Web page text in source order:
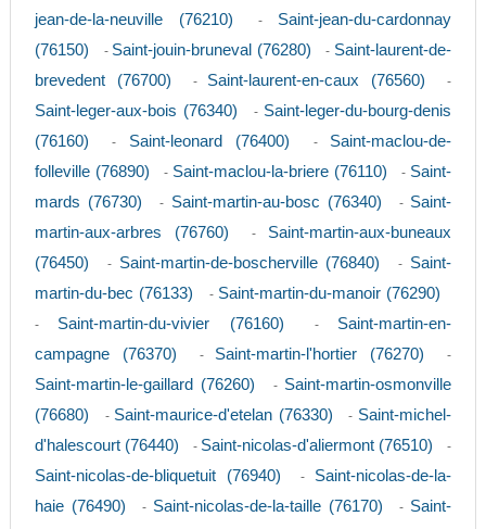
jean-de-la-neuville (76210)
- Saint-jean-du-cardonnay
(76150)
- Saint-jouin-bruneval (76280) - Saint-laurent-de-
brevedent (76700)
- Saint-laurent-en-caux (76560) -
Saint-leger-aux-bois (76340) - Saint-leger-du-bourg-denis
(76160)
- Saint-leonard (76400) - Saint-maclou-de-
folleville (76890)
- Saint-maclou-la-briere (76110) - Saint-
mards (76730)
- Saint-martin-au-bosc (76340) - Saint-
martin-aux-arbres (76760)
- Saint-martin-aux-buneaux
(76450)
- Saint-martin-de-boscherville (76840) - Saint-
martin-du-bec (76133)
- Saint-martin-du-manoir (76290)
- Saint-martin-du-vivier (76160) - Saint-martin-en-
campagne (76370)
- Saint-martin-l'hortier (76270) -
Saint-martin-le-gaillard (76260) - Saint-martin-osmonville
(76680)
- Saint-maurice-d'etelan (76330) - Saint-michel-
d'halescourt (76440)
- Saint-nicolas-d'aliermont (76510) -
Saint-nicolas-de-bliquetuit (76940) - Saint-nicolas-de-la-
haie (76490)
- Saint-nicolas-de-la-taille (76170) - Saint-